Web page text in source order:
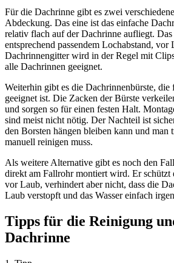
Für die Dachrinne gibt es zwei
Abdeckung. Das eine ist das einfache
relativ flach auf der Dachrinne aufliegt.
entsprechend passendem Lochabstand,
Dachrinnengitter wird in der Regel mit
alle Dachrinnen geeignet.
Weiterhin gibt es die Dachrinnenbürste, die
geeignet ist. Die Zacken der Bürste
und sorgen so für einen festen Halt.
sind meist nicht nötig. Der Nachteil ist
den Borsten hängen bleiben kann und man
manuell reinigen muss.
Als weitere Alternative gibt es noch den
direkt am Fallrohr montiert wird. Er schützt
vor Laub, verhindert aber nicht, dass die
Laub verstopft und das Wasser einfach
Tipps für die Reinigung
Dachrinne